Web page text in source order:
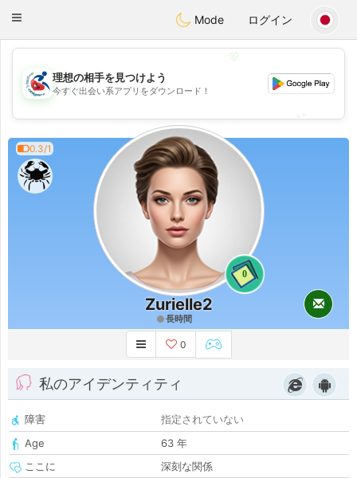
Handi Space
Toggle
Mode ログイン
💖
💕
理想の相手を見つけよう
今すぐ出会い系アプリをダウンロード！
0.3/1
0
Zurielle2
長時間
0
私のアイデンティティ
障害
指定されていない
Age
63 年
ここに
深刻な関係